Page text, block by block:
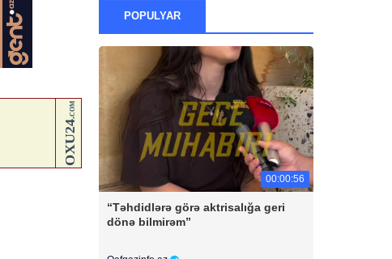
POPULYAR
00:00:56
“Təhdidlərə görə aktrisalığa geri
dönə bilmirəm”